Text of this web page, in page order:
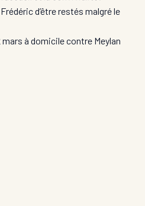
d’être restés malgré le
à domicile contre Meylan